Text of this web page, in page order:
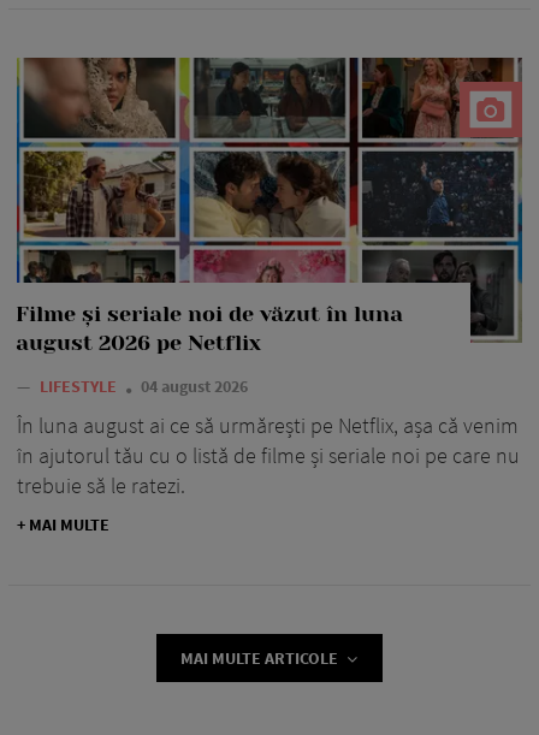
Filme și seriale noi de văzut în luna
august 2026 pe Netflix
— LIFESTYLE 04 august 2026
În luna august ai ce să urmărești pe Netflix, așa că venim
în ajutorul tău cu o listă de filme și seriale noi pe care nu
trebuie să le ratezi.
+ MAI MULTE
MAI MULTE ARTICOLE